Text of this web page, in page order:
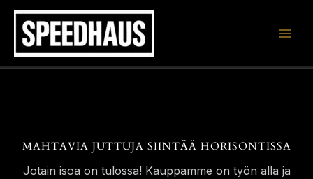
Siirry
sisältöön
MAHTAVIA JUTTUJA SIINTÄÄ HORISONTISSA
Jotain isoa on tulossa! Kauppamme on työn alla ja